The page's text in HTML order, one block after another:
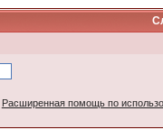
Расширенная помощь по